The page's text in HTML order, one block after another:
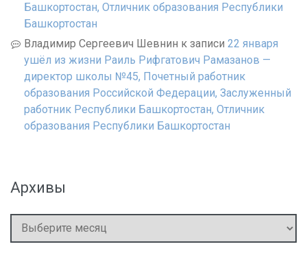
Башкортостан, Отличник образования Республики
Башкортостан
Владимир Сергеевич Шевнин к записи 22 января
ушёл из жизни Раиль Рифгатович Рамазанов —
директор школы №45, Почетный работник
образования Российской Федерации, Заслуженный
работник Республики Башкортостан, Отличник
образования Республики Башкортостан
Архивы
Архивы